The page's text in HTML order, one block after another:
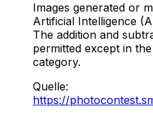
Images generated or
Artificial Intelligence
The addition and
permitted except in
category.
Quelle:
https://